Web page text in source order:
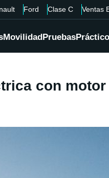
Ford Clase C Ventas
MovilidadPruebas
con